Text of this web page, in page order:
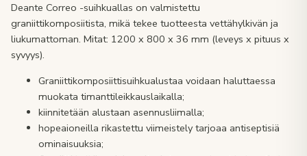
Deante Correo -suihkuallas on valmistettu
graniittikomposiitista, mikä tekee tuotteesta vettähylkivän ja
liukumattoman. Mitat: 1200 x 800 x 36 mm (leveys x pituus x
syvyys).
Graniittikomposiittisuihkualustaa voidaan haluttaessa
muokata timanttileikkauslaikalla;
kiinnitetään alustaan asennusliimalla;
hopeaioneilla rikastettu viimeistely tarjoaa antiseptisiä
ominaisuuksia;